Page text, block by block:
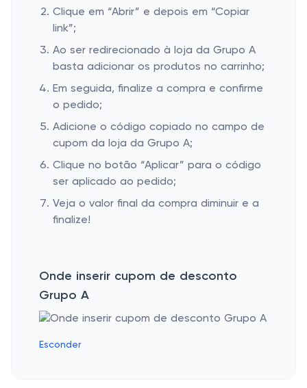
Clique em “Abrir” e depois em “Copiar
link”;
Ao ser redirecionado à loja da Grupo A
basta adicionar os produtos no carrinho;
Em seguida, finalize a compra e confirme
o pedido;
Adicione o código copiado no campo de
cupom da loja da Grupo A;
Clique no botão “Aplicar” para o código
ser aplicado ao pedido;
Veja o valor final da compra diminuir e a
finalize!
Onde inserir cupom de desconto
Grupo A
Esconder